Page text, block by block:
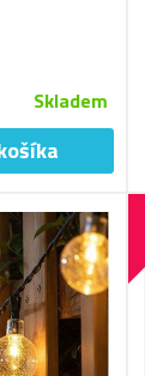
Skladem